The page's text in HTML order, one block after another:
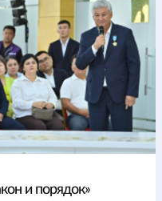
и порядок»